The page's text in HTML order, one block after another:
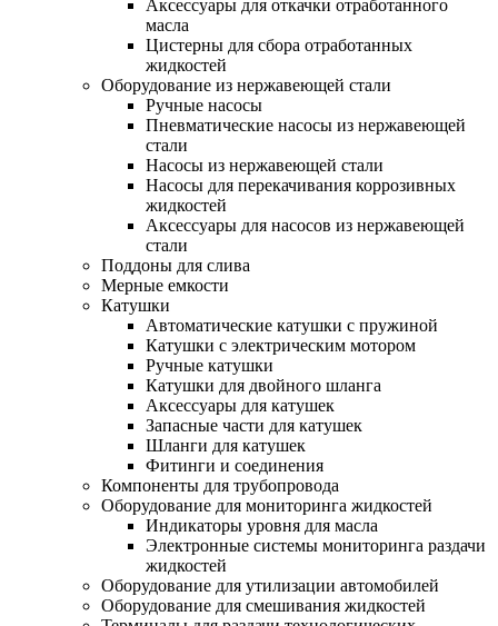
Аксессуары для откачки отработанного
масла
Цистерны для сбора отработанных
жидкостей
Оборудование из нержавеющей стали
Ручные насосы
Пневматические насосы из нержавеющей
стали
Насосы из нержавеющей стали
Насосы для перекачивания коррозивных
жидкостей
Аксессуары для насосов из нержавеющей
стали
Поддоны для слива
Мерные емкости
Катушки
Автоматические катушки с пружиной
Катушки с электрическим мотором
Ручные катушки
Катушки для двойного шланга
Аксессуары для катушек
Запасные части для катушек
Шланги для катушек
Фитинги и соединения
Компоненты для трубопровода
Оборудование для мониторинга жидкостей
Индикаторы уровня для масла
Электронные системы мониторинга раздачи
жидкостей
Оборудование для утилизации автомобилей
Оборудование для смешивания жидкостей